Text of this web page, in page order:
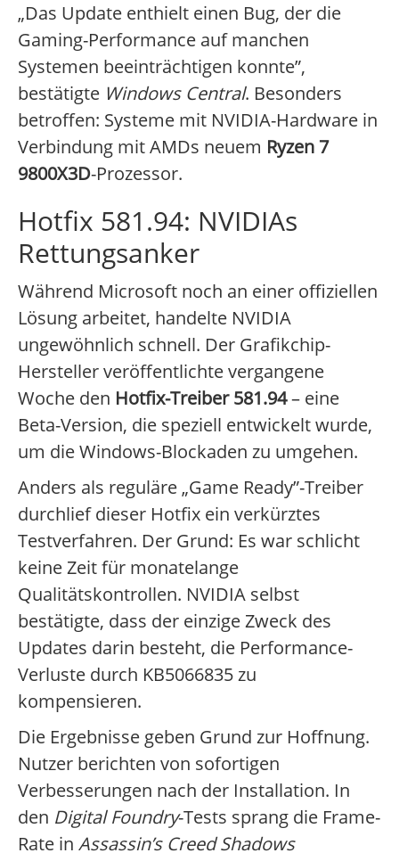
„Das Update enthielt einen Bug, der die
Gaming-Performance auf manchen
Systemen beeinträchtigen konnte”,
bestätigte Windows Central. Besonders
betroffen: Systeme mit NVIDIA-Hardware in
Verbindung mit AMDs neuem Ryzen 7
9800X3D-Prozessor.
Hotfix 581.94: NVIDIAs
Rettungsanker
Während Microsoft noch an einer offiziellen
Lösung arbeitet, handelte NVIDIA
ungewöhnlich schnell. Der Grafikchip-
Hersteller veröffentlichte vergangene
Woche den Hotfix-Treiber 581.94– eine
Beta-Version, die speziell entwickelt wurde,
um die Windows-Blockaden zu umgehen.
Anders als reguläre „Game Ready”-Treiber
durchlief dieser Hotfix ein verkürztes
Testverfahren. Der Grund: Es war schlicht
keine Zeit für monatelange
Qualitätskontrollen. NVIDIA selbst
bestätigte, dass der einzige Zweck des
Updates darin besteht, die Performance-
Verluste durch KB5066835 zu
kompensieren.
Die Ergebnisse geben Grund zur Hoffnung.
Nutzer berichten von sofortigen
Verbesserungen nach der Installation. In
den Digital Foundry-Tests sprang die Frame-
Rate in Assassin’s Creed Shadows